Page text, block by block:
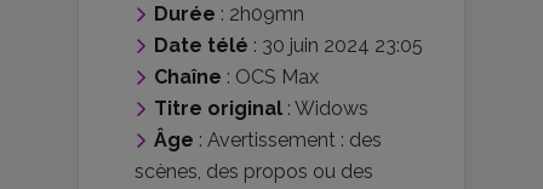
Durée : 2h09mn
Date télé : 30 juin 2024 23:05
Chaîne : OCS Max
Titre original : Widows
Âge : Avertissement : des
scènes, des propos ou des